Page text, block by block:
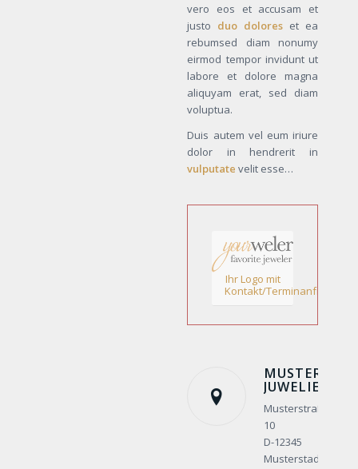
vero eos et accusam et
justo duo dolores et ea
rebumsed diam nonumy
eirmod tempor invidunt ut
labore et dolore magna
aliquyam erat, sed diam
voluptua.
Duis autem vel eum iriure
dolor in hendrerit in
vulputate velit esse…
Ihr Logo mit
Kontakt/Terminanfrage!
MUSTER
JUWELIER
Musterstraße
10
D-12345
Musterstadt